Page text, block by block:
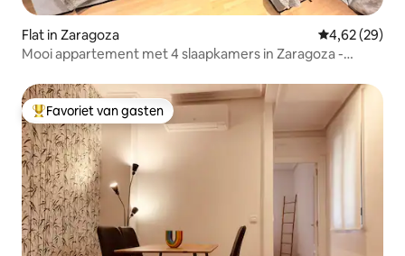
Flat in Zaragoza Gemiddelde
4,62 (29)
Mooi appartement met 4 slaapkamers in Zaragoza -
Topfavoriet van gasten
Favoriet van gasten